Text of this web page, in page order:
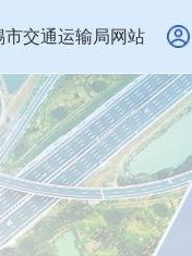
市交通运输局网站